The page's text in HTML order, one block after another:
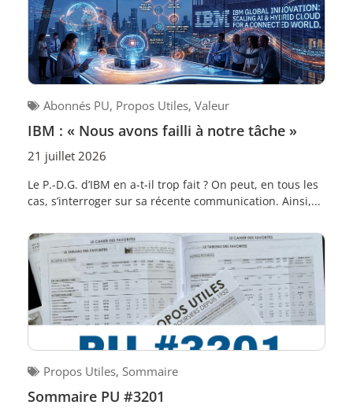
Abonnés PU, Propos Utiles, Valeur
IBM : « Nous avons failli à notre tâche »
21 juillet 2026
Le P.-D.G. d’IBM en a-t-il trop fait ? On peut, en tous les
cas, s’interroger sur sa récente communication. Ainsi,...
Propos Utiles, Sommaire
Sommaire PU #3201